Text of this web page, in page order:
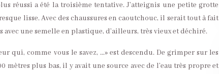
réussi a été la troisième tentative. J’atteignis une petite grotte
lisse. Avec des chaussures en caoutchouc, il serait tout à fait
avec une semelle en plastique, d’ailleurs, très vieux et déchiré.
qui, comme vous le savez, …» est descendu. De grimper sur les
mètres plus bas, il y avait une source avec de l’eau très propre et